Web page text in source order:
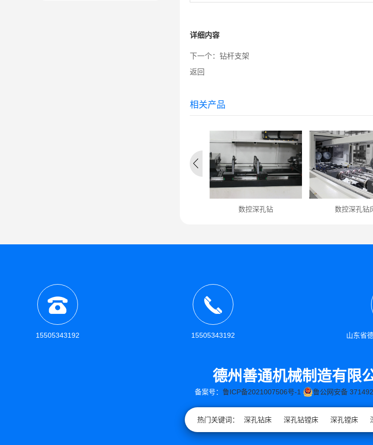
详细内容
下一个： 钻杆支架
返回
相关产品
数控深孔钻 数控深孔钻
15505343192 15505343192 山东省
德州善通机械制造有限
备案号： 鲁ICP备2021007506号-1 鲁公网安备
热门关键词： 深孔钻床 深孔钻镗床 深孔镗床